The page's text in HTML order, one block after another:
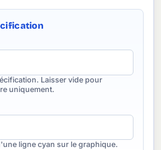
Laisser vide pour
uniquement.
ligne cyan sur le graphique.